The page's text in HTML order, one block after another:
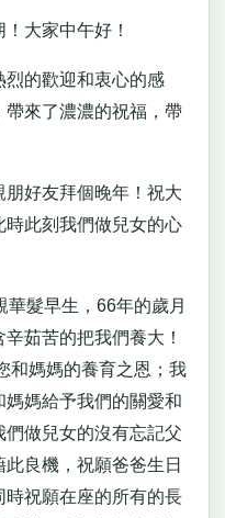
大家中午好！
的歡迎和衷心的感
來了濃濃的祝福，帶
好友拜個晚年！祝大
此刻我們做兒女的心
髮早生，66年的歲月
茹苦的把我們養大！
和媽媽的養育之恩；我
媽給予我們的關愛和
做兒女的沒有忘記父
良機，祝願爸爸生日
祝願在座的所有的長